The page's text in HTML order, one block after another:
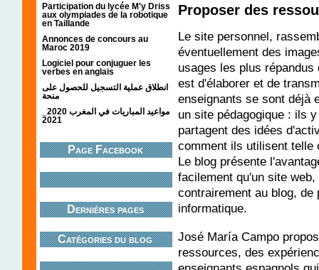
Participation du lycée M'y Driss
aux olympiades de la robotique
en Taillande
Annonces de concours au
Maroc 2019
Logiciel pour conjuguer les
verbes en anglais
انطلاق عملية التسجيل للحصول على
منحة
2021
Page Facebook
Dernières pages
Catégories du blog
Proposer des
Le site personnel,
éventuellement des
usages les plus
est d'élaborer et de
enseignants se sont déjà
un site pédagogique : ils
partagent des idées
comment ils utilisent telle
Le blog présente
facilement qu'un site
contrairement au blog,
informatique.
José María Campo
ressources, des